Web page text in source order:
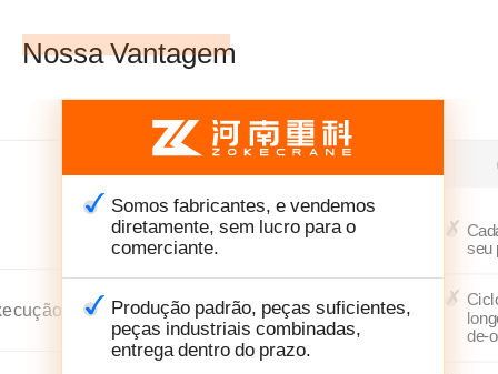
Nossa Vantagem
Somos fabricantes, e vendemos
diretamente, sem lucro para o
comerciante.
Produção padrão, peças suficientes,
peças industriais combinadas,
entrega dentro do prazo.
seu
de-